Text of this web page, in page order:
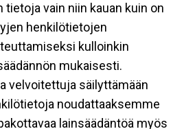
tietoja vain niin kauan kuin on
henkilötietojen
kulloinkin
mukaisesti.
velvoitettuja säilyttämään
noudattaaksemme
lainsäädäntöä myös